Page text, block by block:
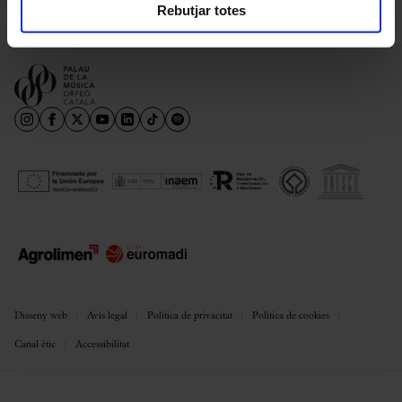
Rebutjar totes
Disseny web Avís legal Política de privacitat Política de cookies
Canal ètic Accessibilitat